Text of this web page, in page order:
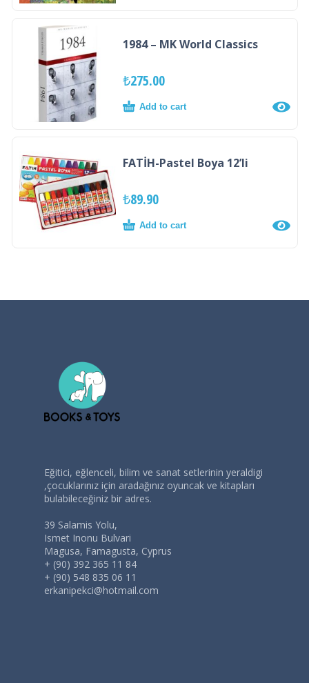
1984 – MK World Classics
₺275.00
Add to cart
FATİH-Pastel Boya 12’li
₺89.90
Add to cart
Eğitici, eğlenceli, bilim ve sanat setlerinin yeraldigi
,çocuklarınız için aradağınız oyuncak ve kitapları
bulabileceğiniz bir adres.
39 Salamis Yolu,
Ismet Inonu Bulvari
Magusa, Famagusta, Cyprus
+ (90) 392 365 11 84
+ (90) 548 835 06 11
erkanipekci@hotmail.com